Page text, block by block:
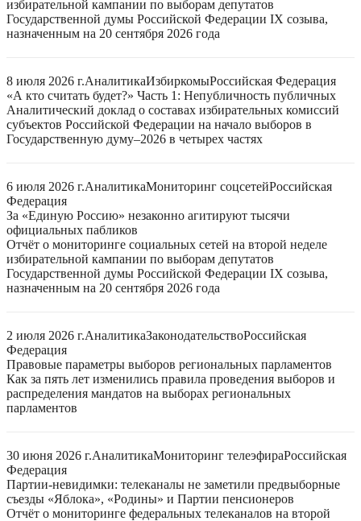
избирательной кампании по выборам депутатов
Государственной думы Российской Федерации IX созыва,
назначенным на 20 сентября 2026 года
8 июля 2026 г.АналитикаИзбиркомыРоссийская Федерация
«А кто считать будет?» Часть 1: Непубличность публичных
Аналитический доклад о составах избирательных комиссий
субъектов Российской Федерации на начало выборов в
Государственную думу–2026 в четырех частях
6 июля 2026 г.АналитикаМониторинг соцсетейРоссийская
Федерация
За «Единую Россию» незаконно агитируют тысячи
официальных пабликов
Отчёт о мониторинге социальных сетей на второй неделе
избирательной кампании по выборам депутатов
Государственной думы Российской Федерации IX созыва,
назначенным на 20 сентября 2026 года
2 июля 2026 г.АналитикаЗаконодательствоРоссийская
Федерация
Правовые параметры выборов региональных парламентов
Как за пять лет изменились правила проведения выборов и
распределения мандатов на выборах региональных
парламентов
30 июня 2026 г.АналитикаМониторинг телеэфираРоссийская
Федерация
Партии-невидимки: телеканалы не заметили предвыборные
съезды «Яблока», «Родины» и Партии пенсионеров
Отчёт о мониторинге федеральных телеканалов на второй